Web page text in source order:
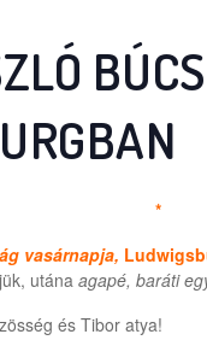
*
vasárnapja,
utána agapé, baráti
és Tibor atya!